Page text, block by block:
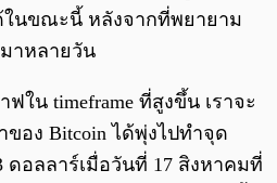
ในขณะนี้ หลังจากที่พยายาม
าหลายวัน
ใน timeframe ที่สูงขึ้น เราจะ
อง Bitcoin ได้พุ่งไปทำจุด
ดอลลาร์เมื่อวันที่ 17 สิงหาคมที่